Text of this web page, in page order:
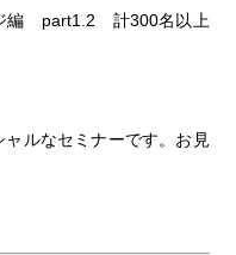
編 part1.2 計300名以上
ルなセミナーです。お見